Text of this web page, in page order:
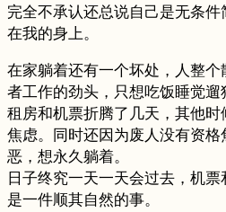
完全不承认还总说自己是无条
在我的身上。
在家躺着还有一个坏处，人整
者工作的劲头，只想吃饭睡觉
租房和机票折腾了几天，其他
焦虑。同时还因为废人没有资
恶，想永久躺着。
日子终究一天一天会过去，机
是一件顺其自然的事。